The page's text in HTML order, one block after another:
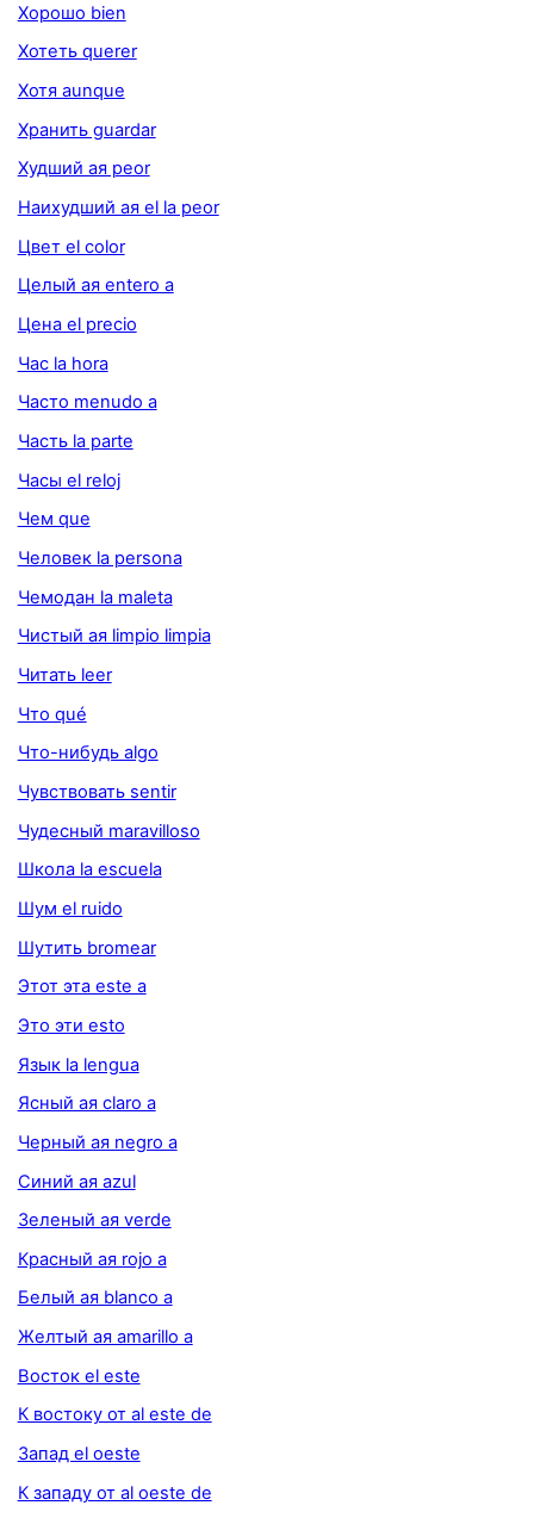
Хорошо bien
Хотеть querer
Хотя aunque
Хранить guardar
Худший ая peor
Наихудший ая el la peor
Цвет el color
Целый ая entero a
Цена el precio
Час la hora
Часто menudo a
Часть la parte
Часы el reloj
Чем que
Человек la persona
Чемодан la maleta
Чистый ая limpio limpia
Читать leer
Что qué
Что-нибудь algo
Чувствовать sentir
Чудесный maravilloso
Школа la escuela
Шум el ruido
Шутить bromear
Этот эта este a
Это эти esto
Язык la lengua
Ясный ая claro a
Черный ая negro a
Синий ая azul
Зеленый ая verde
Красный ая rojo a
Белый ая blanco a
Желтый ая amarillo a
Восток el este
К востоку от al este de
Запад el oeste
К западу от al oeste de